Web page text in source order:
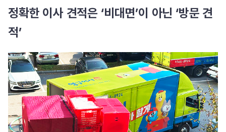
정확한 이사 견적은 ‘비대면’이 아닌 ‘방문 견
적’